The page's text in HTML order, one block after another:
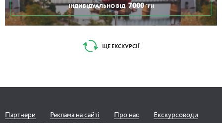
ІНДИВІДУАЛЬНО ВІД 7000 ГРН
ЩЕ ЕКСКУРСІЇ
Партнери Реклама на сайті Про нас
Екскурсоводи